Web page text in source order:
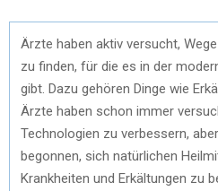
Ärzte haben aktiv versucht,
zu finden, für die es in der
gibt. Dazu gehören Dinge wie
Ärzte haben schon immer
Technologien zu verbessern,
begonnen, sich natürlichen
Krankheiten und Erkältungen zu